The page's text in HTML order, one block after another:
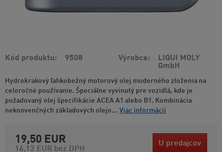
Kód produktu 9508 Výrobca
LIQUI MOLY
GmbH
Hydrokrakový ľahkobežný motorový olej moderného zloženia na
celoročné používanie. Špeciálne vyvinutý pre vozidlá, kde je
požadovaný olej špecifikácie ACEA A1 alebo B1. Kombinácia
nekonvenčných základových olejo... Viac informácií
19,50 EUR
16,12 EUR bez DPH
U predajcov